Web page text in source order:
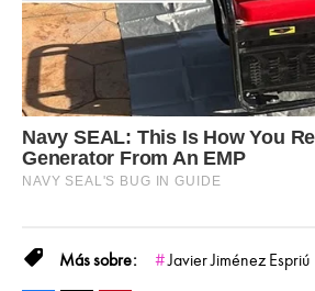
Javier Jiménez Espriú